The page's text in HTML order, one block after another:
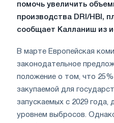
помочь увеличить
производства DRI/HBI,
сообщает Калланиш из
В марте Европейская
законодательное
положение о том, что
закупаемой для
запускаемых с 2029 года,
уровнем выбросов.